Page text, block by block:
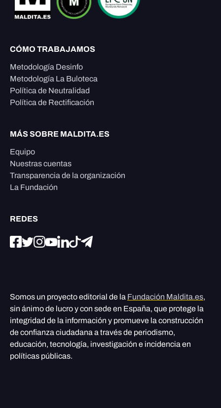
CÓMO TRABAJAMOS
Metodología Desinfo
Metodología La Buloteca
Política de Neutralidad
Política de Rectificación
MÁS SOBRE MALDITA.ES
Equipo
Nuestras cuentas
Transparencia de la organización
La Fundación
REDES
Somos un proyecto editorial de la Fundación Maldita.es,
sin ánimo de lucro y con sede en España, que protege la
integridad de la información y promueve la construcción
de confianza ciudadana a través de periodismo,
educación, tecnología, investigación e incidencia en
políticas públicas.